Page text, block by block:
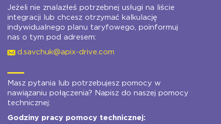
Jeżeli nie znalazłeś potrzebnej usługi na liście
integracji lub chcesz otrzymać kalkulację
indywidualnego planu taryfowego, poinformuj
nas o tym pod adresem:
d.savchuk@apix-drive.com
Masz pytania lub potrzebujesz pomocy w
nawiązaniu połączenia? Napisz do naszej pomocy
technicznej:
Godziny pracy pomocy technicznej: